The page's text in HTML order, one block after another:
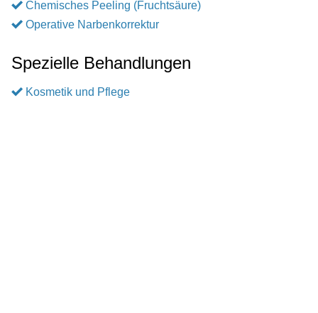
Chemisches Peeling (Fruchtsäure)
Operative Narbenkorrektur
Spezielle Behandlungen
Kosmetik und Pflege